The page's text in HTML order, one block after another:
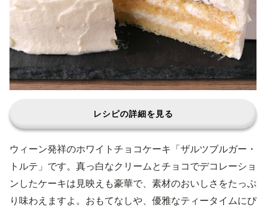
レシピの詳細を見る
ウィーン発祥のホワイトチョコケーキ「ザルツブルガー・
トルテ」です。真っ白なクリームとチョコでデコレーショ
ンしたケーキは見映えも豪華で、素材のおいしさをたっぷ
り味わえますよ。おもてなしや、優雅なティータイムにぴ